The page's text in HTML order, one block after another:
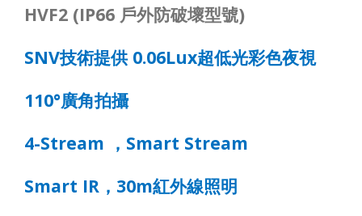
HVF2 (IP66 戶外防破壞型號)
SNV技術提供0.06Lux超低光彩色夜視
110°廣角拍攝
4-Stream ， Smart Stream
Smart IR ， 30m紅外線照明